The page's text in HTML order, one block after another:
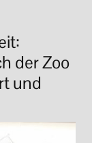
der Zoo
und